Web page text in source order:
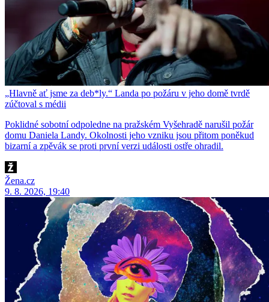
„Hlavně ať jsme za deb*ly.“ Landa po požáru v jeho domě tvrdě
zúčtoval s médii
Poklidné sobotní odpoledne na pražském Vyšehradě narušil požár
domu Daniela Landy. Okolnosti jeho vzniku jsou přitom poněkud
bizarní a zpěvák se proti první verzi události ostře ohradil.
Žena.cz
9. 8. 2026, 19:40